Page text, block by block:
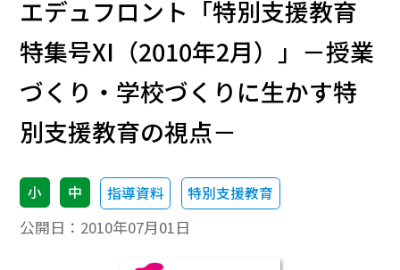
エデュフロント「特別支援教育
特集号XI（2010年2月）」－授業
づくり・学校づくりに生かす特
別支援教育の視点－
小 中 指導資料 特別支援教育
公開日： 2010年07月01日